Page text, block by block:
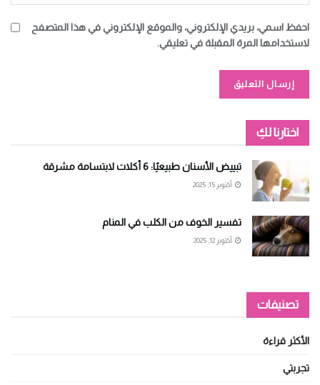
احفظ اسمي، بريدي الإلكتروني، والموقع الإلكتروني في هذا المتصفح
لاستخدامها المرة المقبلة في تعليقي.
Alternative:
اختارنا لكِ
تبييض الأسنان طبيعيًا: 6 أكلات لابتسامة مشرقة
أكتوبر 15, 2025
تفسير الخوف من الكلب في المنام
أكتوبر 12, 2025
تصنيفات
الأكثر قراءة
تجربتي